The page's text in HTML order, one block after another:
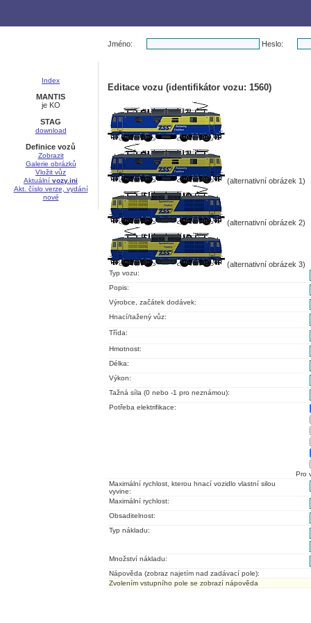
Index
MANTIS
je KO
STAG
download
Definice vozů
Zobrazit
Galerie obrázků
Vložit vůz
Aktuální vozy.ini
Akt. číslo verze, vydání
nové
Jméno: Heslo:
Editace vozu (identifikátor vozu: 1560)
(alternativní obrázek 1)
(alternativní obrázek 2)
(alternativní obrázek 3)
Typ vozu:
Popis:
Výrobce, začátek dodávek:
Hnací/tažený vůz:
Třída:
Hmotnost:
Délka:
Výkon:
Tažná síla (0 nebo -1 pro neznámou):
Potřeba elektrifikace:
Pro
Maximální rychlost, kterou hnací vozidlo vlastní silou
vyvine:
Maximální rychlost:
Obsaditelnost:
Typ nákladu:
Množství nákladu:
Nápověda (zobraz najetím nad zadávací pole):
Zvolením vstupního pole se zobrazí nápověda